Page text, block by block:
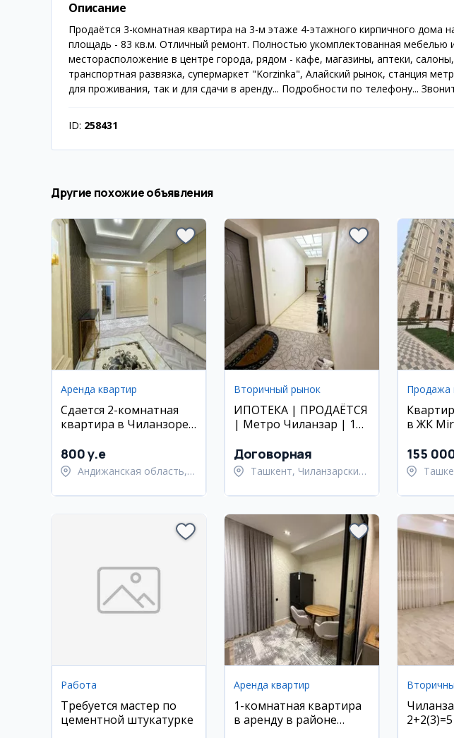
Описание
Продаётся 3-комнатная квартира на 3-м этаже 4-этажного кирпичного дома
площадь - 83 кв.м. Отличный ремонт. Полностью укомплектованная мебелью
месторасположение в центре города, рядом - кафе, магазины, аптеки,
транспортная развязка, супермаркет "Korzinka", Алайский рынок, станция
для проживания, так и для сдачи в аренду... Подробности по телефону...
ID: 258431
Другие похожие объявления
Аренда квартир
Сдается 2-комнатная
квартира в Чиланзоре,
800 y.e
Андижанская область,
Вторичный рынок
ИПОТЕКА | ПРОДАЁТСЯ
| Метро Чиланзар | 16-
комнатная
Договорная
Ташкент, Чиланзарский
Продажа
в ЖК
155
Работа
Требуется мастер по
цементной штукатурке
Аренда квартир
1-комнатная квартира
в аренду в районе